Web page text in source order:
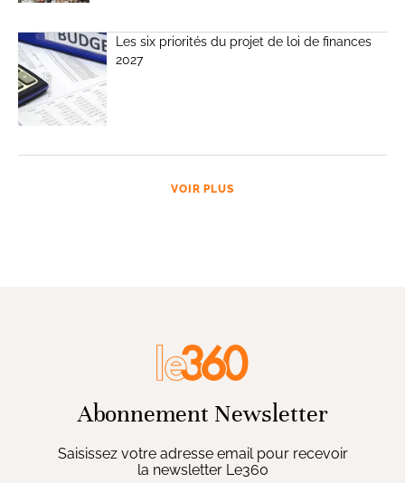
Les six priorités du projet de loi de finances
2027
VOIR PLUS
Abonnement Newsletter
Saisissez votre adresse email pour recevoir
la newsletter Le360